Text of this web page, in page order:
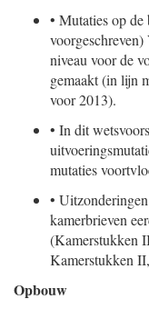
• Mutaties op de
niveau voor de
gemaakt (in lijn
voor 2013).
• In dit
mutaties
•
kamerbrieven
(Kamerstukken
Kamerstukken
Opbouw